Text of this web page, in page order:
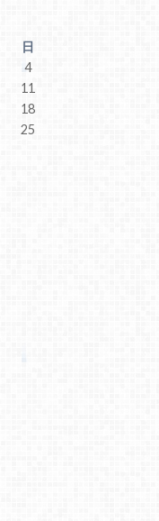
日
4
11
18
25